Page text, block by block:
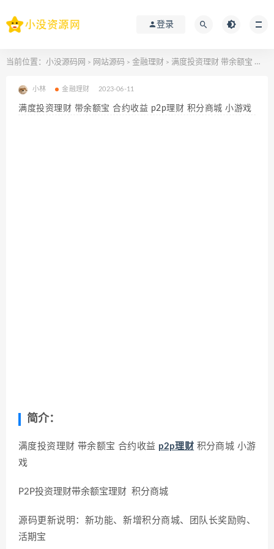
登录
当前位置： 小没源码网 > 网站源码 > 金融理财 > 满度投资理财 带余额宝 合约收益 p2p理财 积分商城 小游戏
小林 金融理财 2023-06-11
满度投资理财 带余额宝 合约收益 p2p理财 积分商城 小游戏
简介：
满度投资理财 带余额宝 合约收益 p2p理财 积分商城 小游
戏
P2P投资理财带余额宝理财 积分商城
源码更新说明：新功能、新增积分商城、团队长奖励购、
活期宝